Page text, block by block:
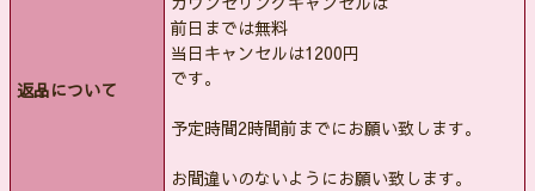
返品について
前日までは無料
当日キャンセルは1200円
です。
予定時間2時間前までにお願い致します。
お間違いのないようにお願い致します。